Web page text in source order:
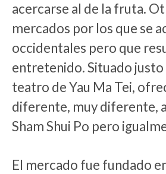
acercarse al de la fruta.
mercados por los que se
occidentales pero que
entretenido. Situado justo
teatro de Yau Ma Tei,
diferente, muy diferente,
Sham Shui Po pero
El mercado fue fundado